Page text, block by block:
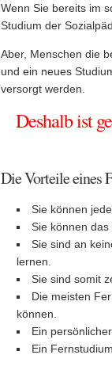
Wenn Sie bereits im
Studium der
Aber, Menschen die
und ein neues
versorgt werden.
Deshalb ist
Die Vorteile eines
Sie können
Sie können
Sie sind an
lernen.
Sie sind somit
Die meisten
können.
Ein
Ein